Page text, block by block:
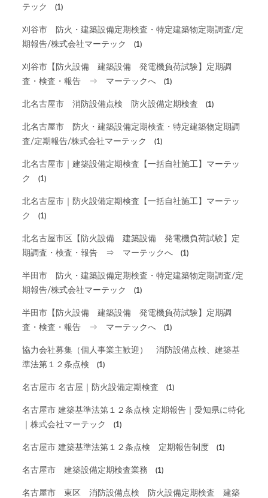
テック (1)
刈谷市 防火・建築設備定期検査・特定建築物定期調査/定
期報告/株式会社マーテック
(1)
刈谷市【防火設備 建築設備 発電機負荷試験】定期調
査・検査・報告 ⇒ マーテックへ
(1)
北名古屋市 消防設備点検 防火設備定期検査 (1)
北名古屋市 防火・建築設備定期検査・特定建築物定期調
査/定期報告/株式会社マーテック
(1)
北名古屋市｜建築設備定期検査【一括自社施工】マーテッ
ク
(1)
北名古屋市｜防火設備定期検査【一括自社施工】マーテッ
ク
(1)
北名古屋市区【防火設備 建築設備 発電機負荷試験】定
期調査・検査・報告 ⇒ マーテックへ
(1)
半田市 防火・建築設備定期検査・特定建築物定期調査/定
期報告/株式会社マーテック
(1)
半田市【防火設備 建築設備 発電機負荷試験】定期調
査・検査・報告 ⇒ マーテックへ
(1)
協力会社募集（個人事業主歓迎） 消防設備点検、建築基
準法第１２条点検
(1)
名古屋市 名古屋｜防火設備定期検査 (1)
名古屋市 建築基準法第１２条点検 定期報告｜愛知県に特化
｜株式会社マーテック
(1)
名古屋市 建築基準法第１２条点検 定期報告制度 (1)
名古屋市 建築設備定期検査業務 (1)
名古屋市 東区 消防設備点検 防火設備定期検査 建築